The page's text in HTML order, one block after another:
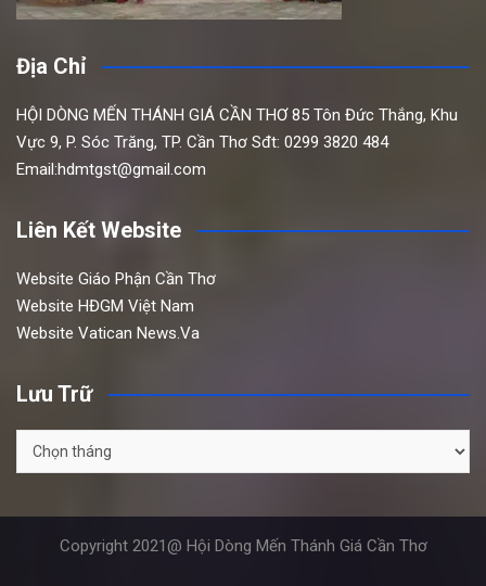
Địa Chỉ
HỘI DÒNG MẾN THÁNH GIÁ CẦN THƠ 85 Tôn Đức Thắng, Khu
Vực 9, P. Sóc Trăng, TP. Cần Thơ Sđt: 0299 3820 484
Email:hdmtgst@gmail.com
Liên Kết Website
Website Giáo Phận Cần Thơ
Website HĐGM Việt Nam
Website Vatican News.Va
Lưu Trữ
Lưu
Trữ
Copyright 2021@ Hội Dòng Mến Thánh Giá Cần Thơ